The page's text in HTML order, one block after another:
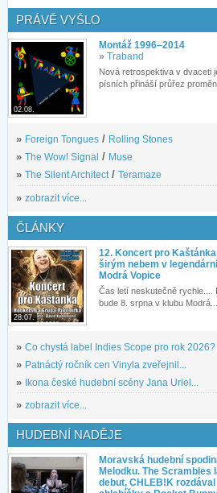
PRÁVĚ VYŠLO
02.08.
Montáž 1996–2014
» Traband
Nová retrospektiva v dvaceti
písních přináší průřez
» Foreign Tongues / Rolling Stones
» The Wow! Signal / Muse
» The Silent Architect/ Teramaze
» zobrazit více...
ČLÁNKY
28.07.
12. Koncert pro
širým nebem v
Modrá Vopice
Čas letí neskutečně rychle....
bude 8. srpna v klubu Modrá...
» Co chystá label Indies Scope pro rok 2026?
» Patnáctý ročník cen Vinyla zveřejnil...
» Ikona české hudební scény Jana Uriel...
» zobrazit více...
HUDEBNÍ NADĚJE
Moravská hudební
Melodku. The Scrambles
debut, CHLEB!K rozdával